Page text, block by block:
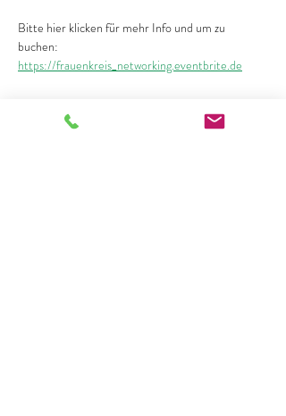
Bitte hier klicken für mehr Info und um zu
buchen:
https://frauenkreis_networking.eventbrite.de